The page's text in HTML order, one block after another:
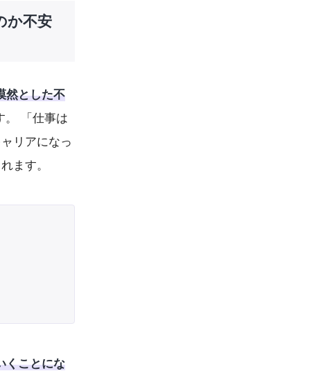
か不安
然とした不
。 「仕事は
リアになっ
ます。
くことにな